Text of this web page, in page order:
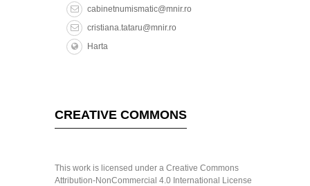
cabinetnumismatic@mnir.ro
cristiana.tataru@mnir.ro
Harta
CREATIVE COMMONS
This work is licensed under a Creative Commons
Attribution-NonCommercial 4.0 International License